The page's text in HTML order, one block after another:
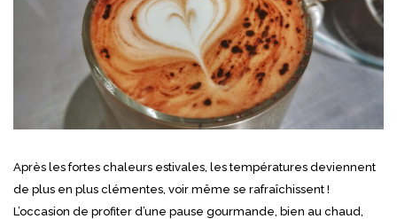
Après les fortes chaleurs estivales, les températures deviennent
de plus en plus clémentes, voir même se rafraîchissent !
L’occasion de profiter d’une pause gourmande, bien au chaud,